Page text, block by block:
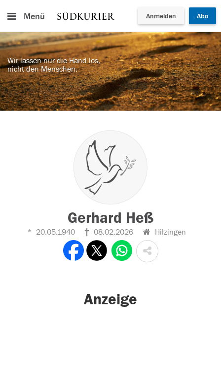
Menü Anmelden Abo
Wir lassen nur die Hand los,
nicht den Menschen.
Gerhard Heß
20.05.1940 08.02.2026 Hilzingen
Anzeige